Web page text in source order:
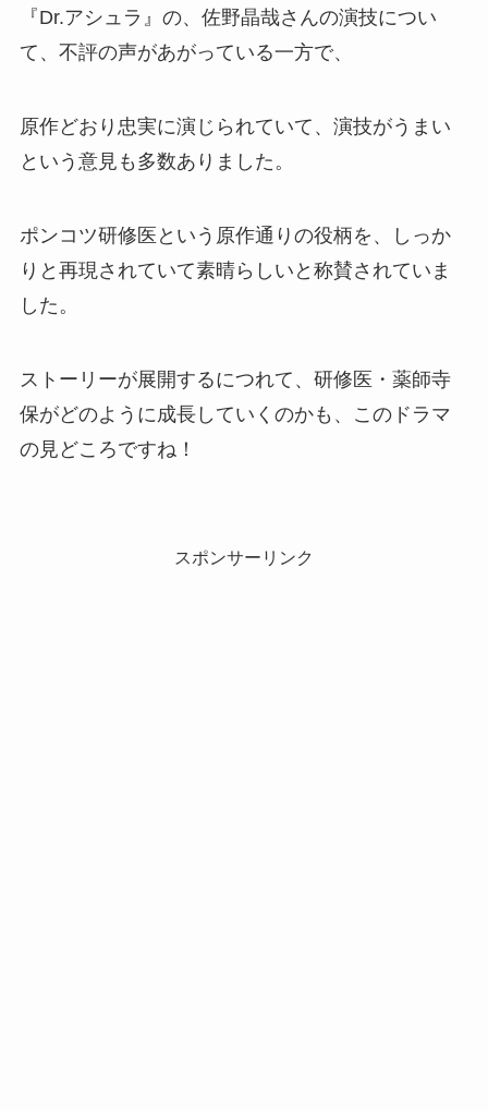
『Dr.アシュラ』の、佐野晶哉さんの演技につい
て、不評の声があがっている一方で、
原作どおり忠実に演じられていて、演技がうまい
という意見も多数ありました。
ポンコツ研修医という原作通りの役柄を、しっか
りと再現されていて素晴らしいと称賛されていま
した。
ストーリーが展開するにつれて、研修医・薬師寺
保がどのように成長していくのかも、このドラマ
の見どころですね！
スポンサーリンク